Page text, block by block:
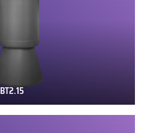
BT2.15